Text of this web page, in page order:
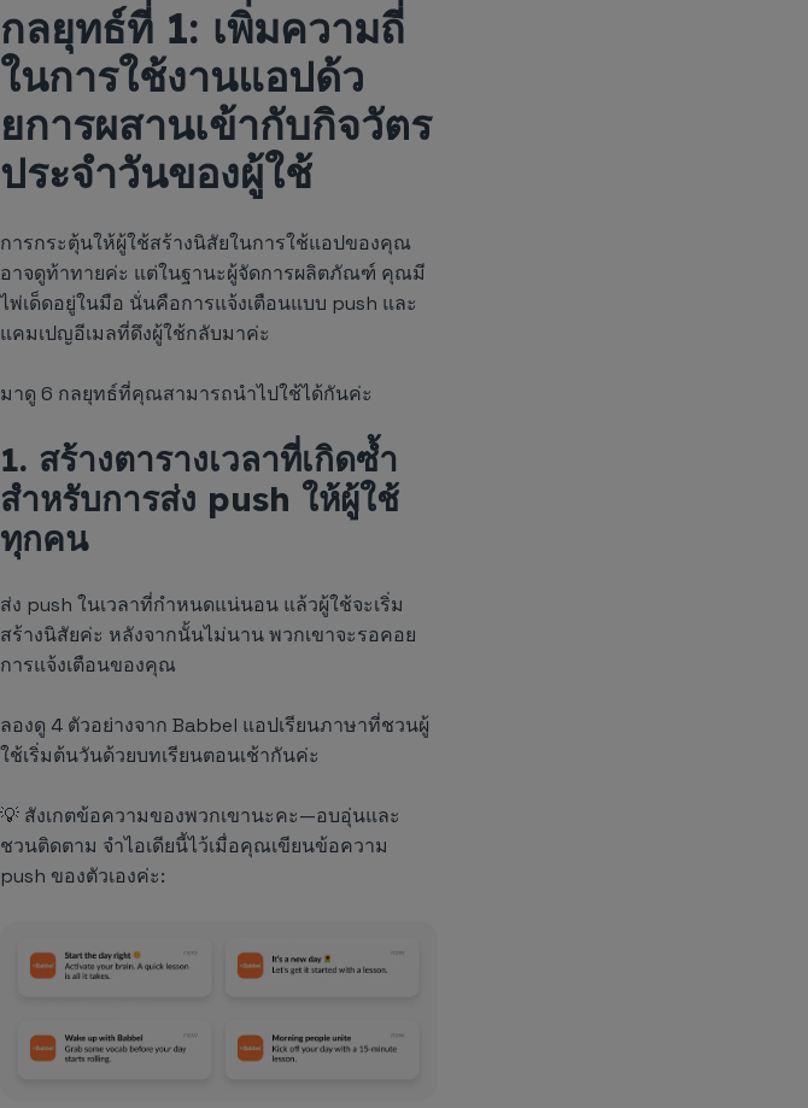
กลยุทธ์ที่ 1: เพิ่มความถี่
ในการใช้งานแอปด้ว
ยการผสานเข้ากับกิจวัตร
ประจำวันของผู้ใช้
การกระตุ้นให้ผู้ใช้สร้างนิสัยในการใช้แอปของคุณ
อาจดูท้าทายค่ะ แต่ในฐานะผู้จัดการผลิตภัณฑ์ คุณมี
ไพ่เด็ดอยู่ในมือ นั่นคือการแจ้งเตือนแบบ push และ
แคมเปญอีเมลที่ดึงผู้ใช้กลับมาค่ะ
มาดู 6 กลยุทธ์ที่คุณสามารถนำไปใช้ได้กันค่ะ
1. สร้างตารางเวลาที่เกิดซ้ำ
สำหรับการส่ง push ให้ผู้ใช้
ทุกคน
ส่ง push ในเวลาที่กำหนดแน่นอน แล้วผู้ใช้จะเริ่ม
สร้างนิสัยค่ะ หลังจากนั้นไม่นาน พวกเขาจะรอคอย
การแจ้งเตือนของคุณ
ลองดู 4 ตัวอย่างจาก Babbel แอปเรียนภาษาที่ชวนผู้
ใช้เริ่มต้นวันด้วยบทเรียนตอนเช้ากันค่ะ
💡 สังเกตข้อความของพวกเขานะคะ—อบอุ่นและ
ชวนติดตาม จำไอเดียนี้ไว้เมื่อคุณเขียนข้อความ
push ของตัวเองค่ะ: